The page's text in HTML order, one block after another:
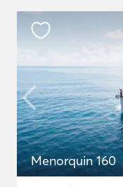
Menorquin 160